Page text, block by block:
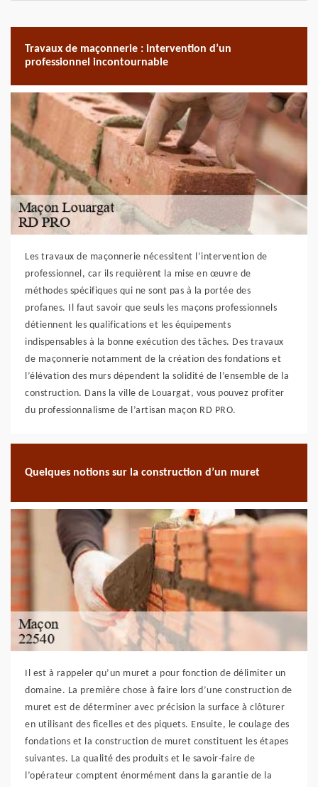
Travaux de maçonnerie : intervention d’un
professionnel incontournable
Les travaux de maçonnerie nécessitent l’intervention de
professionnel, car ils requièrent la mise en œuvre de
méthodes spécifiques qui ne sont pas à la portée des
profanes. Il faut savoir que seuls les maçons professionnels
détiennent les qualifications et les équipements
indispensables à la bonne exécution des tâches. Des travaux
de maçonnerie notamment de la création des fondations et
l’élévation des murs dépendent la solidité de l’ensemble de la
construction. Dans la ville de Louargat, vous pouvez profiter
du professionnalisme de l’artisan maçon RD PRO.
Quelques notions sur la construction d’un muret
Il est à rappeler qu’un muret a pour fonction de délimiter un
domaine. La première chose à faire lors d’une construction de
muret est de déterminer avec précision la surface à clôturer
en utilisant des ficelles et des piquets. Ensuite, le coulage des
fondations et la construction de muret constituent les étapes
suivantes. La qualité des produits et le savoir-faire de
l’opérateur comptent énormément dans la garantie de la